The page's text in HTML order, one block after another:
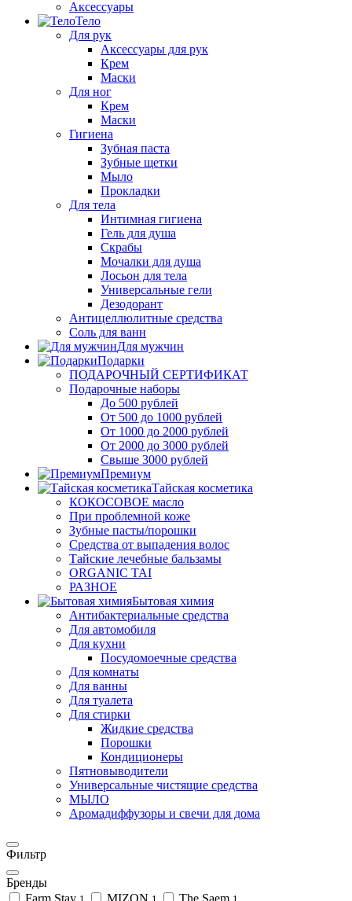
Аксессуары
Тело
Для рук
Аксессуары для рук
Крем
Маски
Для ног
Крем
Маски
Гигиена
Зубная паста
Зубные щетки
Мыло
Прокладки
Для тела
Интимная гигиена
Гель для душа
Скрабы
Мочалки для душа
Лосьон для тела
Универсальные гели
Дезодорант
Антицеллюлитные средства
Соль для ванн
Для мужчин
Подарки
ПОДАРОЧНЫЙ СЕРТИФИКАТ
Подарочные наборы
До 500 рублей
От 500 до 1000 рублей
От 1000 до 2000 рублей
От 2000 до 3000 рублей
Свыше 3000 рублей
Премиум
Тайская косметика
КОКОСОВОЕ масло
При проблемной коже
Зубные пасты/порошки
Средства от выпадения волос
Тайские лечебные бальзамы
ORGANIC TAI
РАЗНОЕ
Бытовая химия
Антибактериальные средства
Для автомобиля
Для кухни
Посудомоечные средства
Для комнаты
Для ванны
Для туалета
Для стирки
Жидкие средства
Порошки
Кондиционеры
Пятновыводители
Универсальные чистящие средства
МЫЛО
Аромадиффузоры и свечи для дома
Фильтр
Бренды